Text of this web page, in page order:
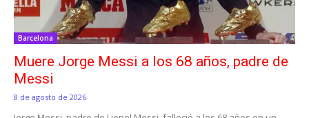
Barcelona
Muere Jorge Messi a los 68 años, padre de
Messi
8 de agosto de 2026